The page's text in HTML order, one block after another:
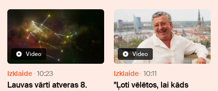
Video
Izklaide 10:23
Lauvas vārti atveras 8.
Video
Izklaide 10:11
"Ļoti vēlētos, lai kāds